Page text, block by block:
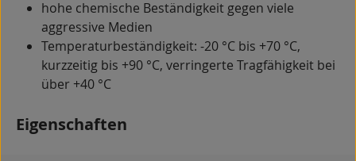
hohe chemische Beständigkeit gegen viele
aggressive Medien
Temperaturbeständigkeit: -20 °C bis +70 °C,
kurzzeitig bis +90 °C, verringerte Tragfähigkeit bei
über +40 °C
Eigenschaften